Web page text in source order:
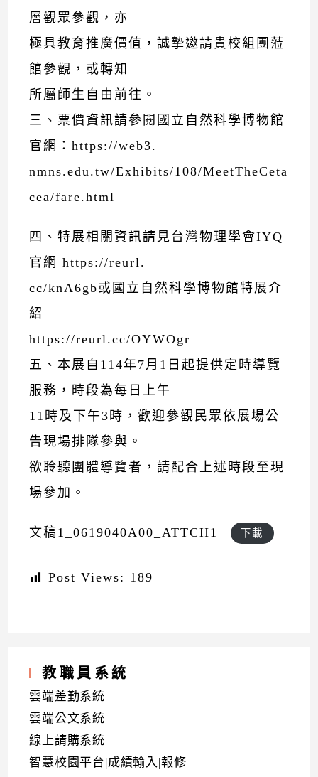
層觀眾參觀，亦
極具教育推廣價值，誠摯邀請貴校組團蒞
館參觀，或轉知
所屬師生自由前往。
三、票價資訊請參閱國立自然科學博物館
官網：https://web3.
nmns.edu.tw/Exhibits/108/MeetTheCeta
cea/fare.html
四、特展相關資訊請見台灣物理學會IYQ
官網 https://reurl.
cc/knA6gb或國立自然科學博物館特展介
紹
https://reurl.cc/OYWOgr
五、本展自114年7月1日起提供定時導覽
服務，時段為每日上午
11時及下午3時，歡迎參觀民眾依展場公
告現場排隊參與。
欲聆聽團體導覽者，請配合上述時段至現
場參加。
文稿1_0619040A00_ATTCH1 下載
Post Views: 189
教職員系統
雲端差勤系統
雲端公文系統
線上請購系統
智慧校園平台|成績輸入|報修